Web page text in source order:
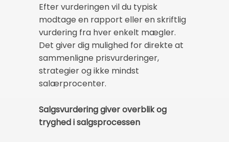
Efter vurderingen vil du typisk
modtage en rapport eller en skriftlig
vurdering fra hver enkelt mægler.
Det giver dig mulighed for direkte at
sammenligne prisvurderinger,
strategier og ikke mindst
salærprocenter.
Salgsvurdering giver overblik og
tryghed i salgsprocessen